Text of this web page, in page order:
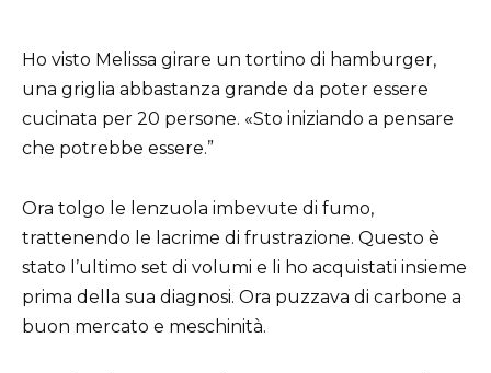
Ho visto Melissa girare un tortino di hamburger,
una griglia abbastanza grande da poter essere
cucinata per 20 persone. «Sto iniziando a pensare
che potrebbe essere.”
Ora tolgo le lenzuola imbevute di fumo,
trattenendo le lacrime di frustrazione. Questo è
stato l’ultimo set di volumi e li ho acquistati insieme
prima della sua diagnosi. Ora puzzava di carbone a
buon mercato e meschinità.